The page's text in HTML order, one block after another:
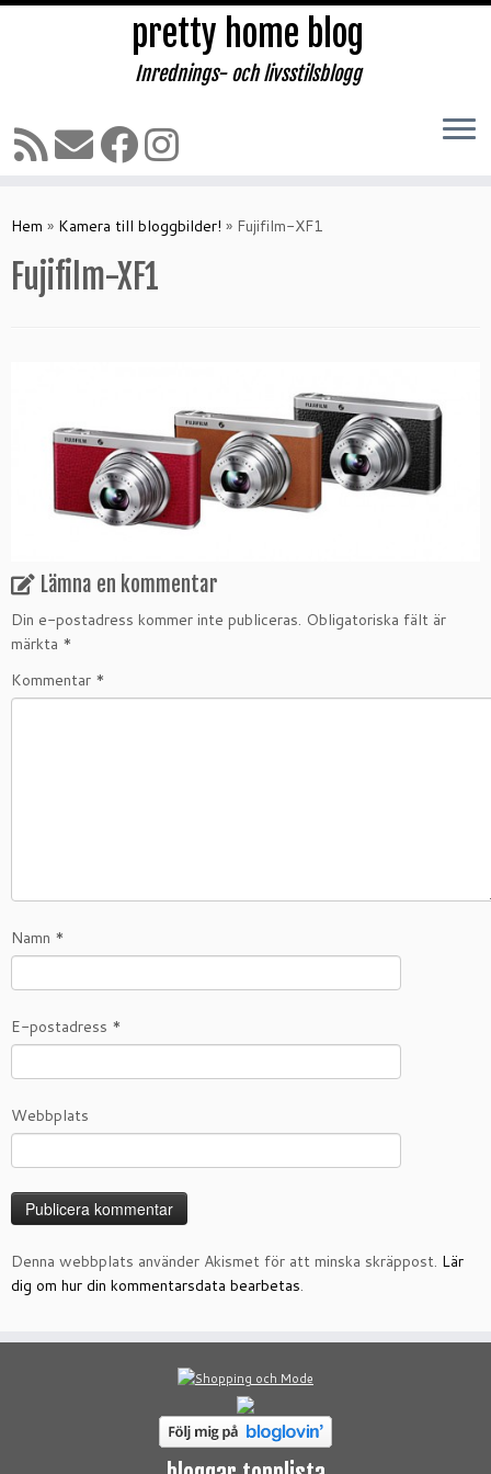
till
pretty home blog
Inrednings- och livsstilsblogg
Hem » Kamera till bloggbilder! » Fujifilm-XF1
Fujifilm-XF1
Lämna en kommentar
Din e-postadress kommer inte publiceras. Obligatoriska fält är
märkta *
Kommentar *
Namn *
E-postadress *
Webbplats
Denna webbplats använder Akismet för att minska skräppost. Lär
dig om hur din kommentarsdata bearbetas.